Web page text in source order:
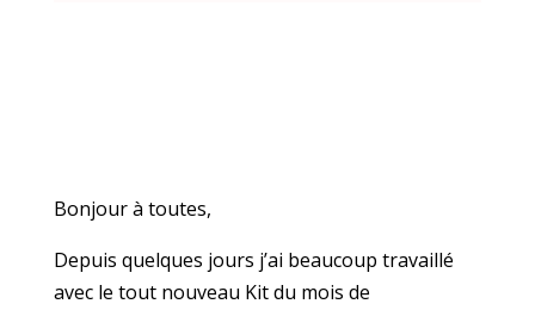
Bonjour à toutes,
Depuis quelques jours j’ai beaucoup travaillé
avec le tout nouveau Kit du mois de